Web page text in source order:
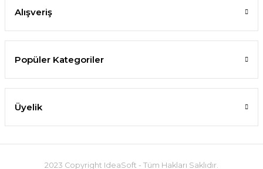
Alışveriş
Popüler Kategoriler
Üyelik
2023 Copyright IdeaSoft - Tüm Hakları Saklıdır.